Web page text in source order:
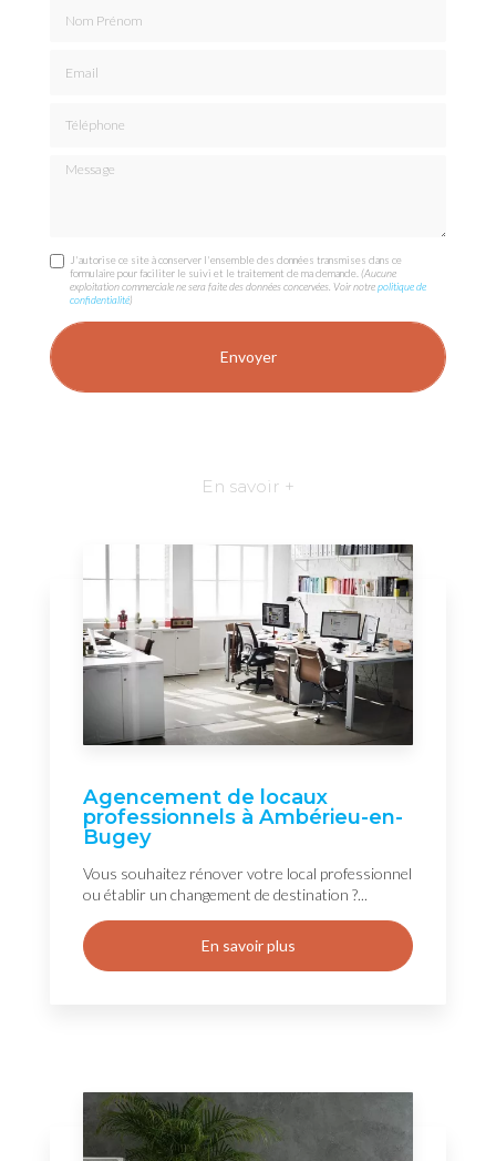
Message
J'autorise ce site à conserver l'ensemble des données transmises dans ce
formulaire pour faciliter le suivi et le traitement de ma demande.(Aucune
exploitation commerciale ne sera faite des données concervées. Voir notrepolitique de
confidentialité)
En savoir +
Agencement de locaux
professionnels à Ambérieu-en-
Bugey
Vous souhaitez rénover votre local professionnel
ou établir un changement de destination ?...
En savoir plus